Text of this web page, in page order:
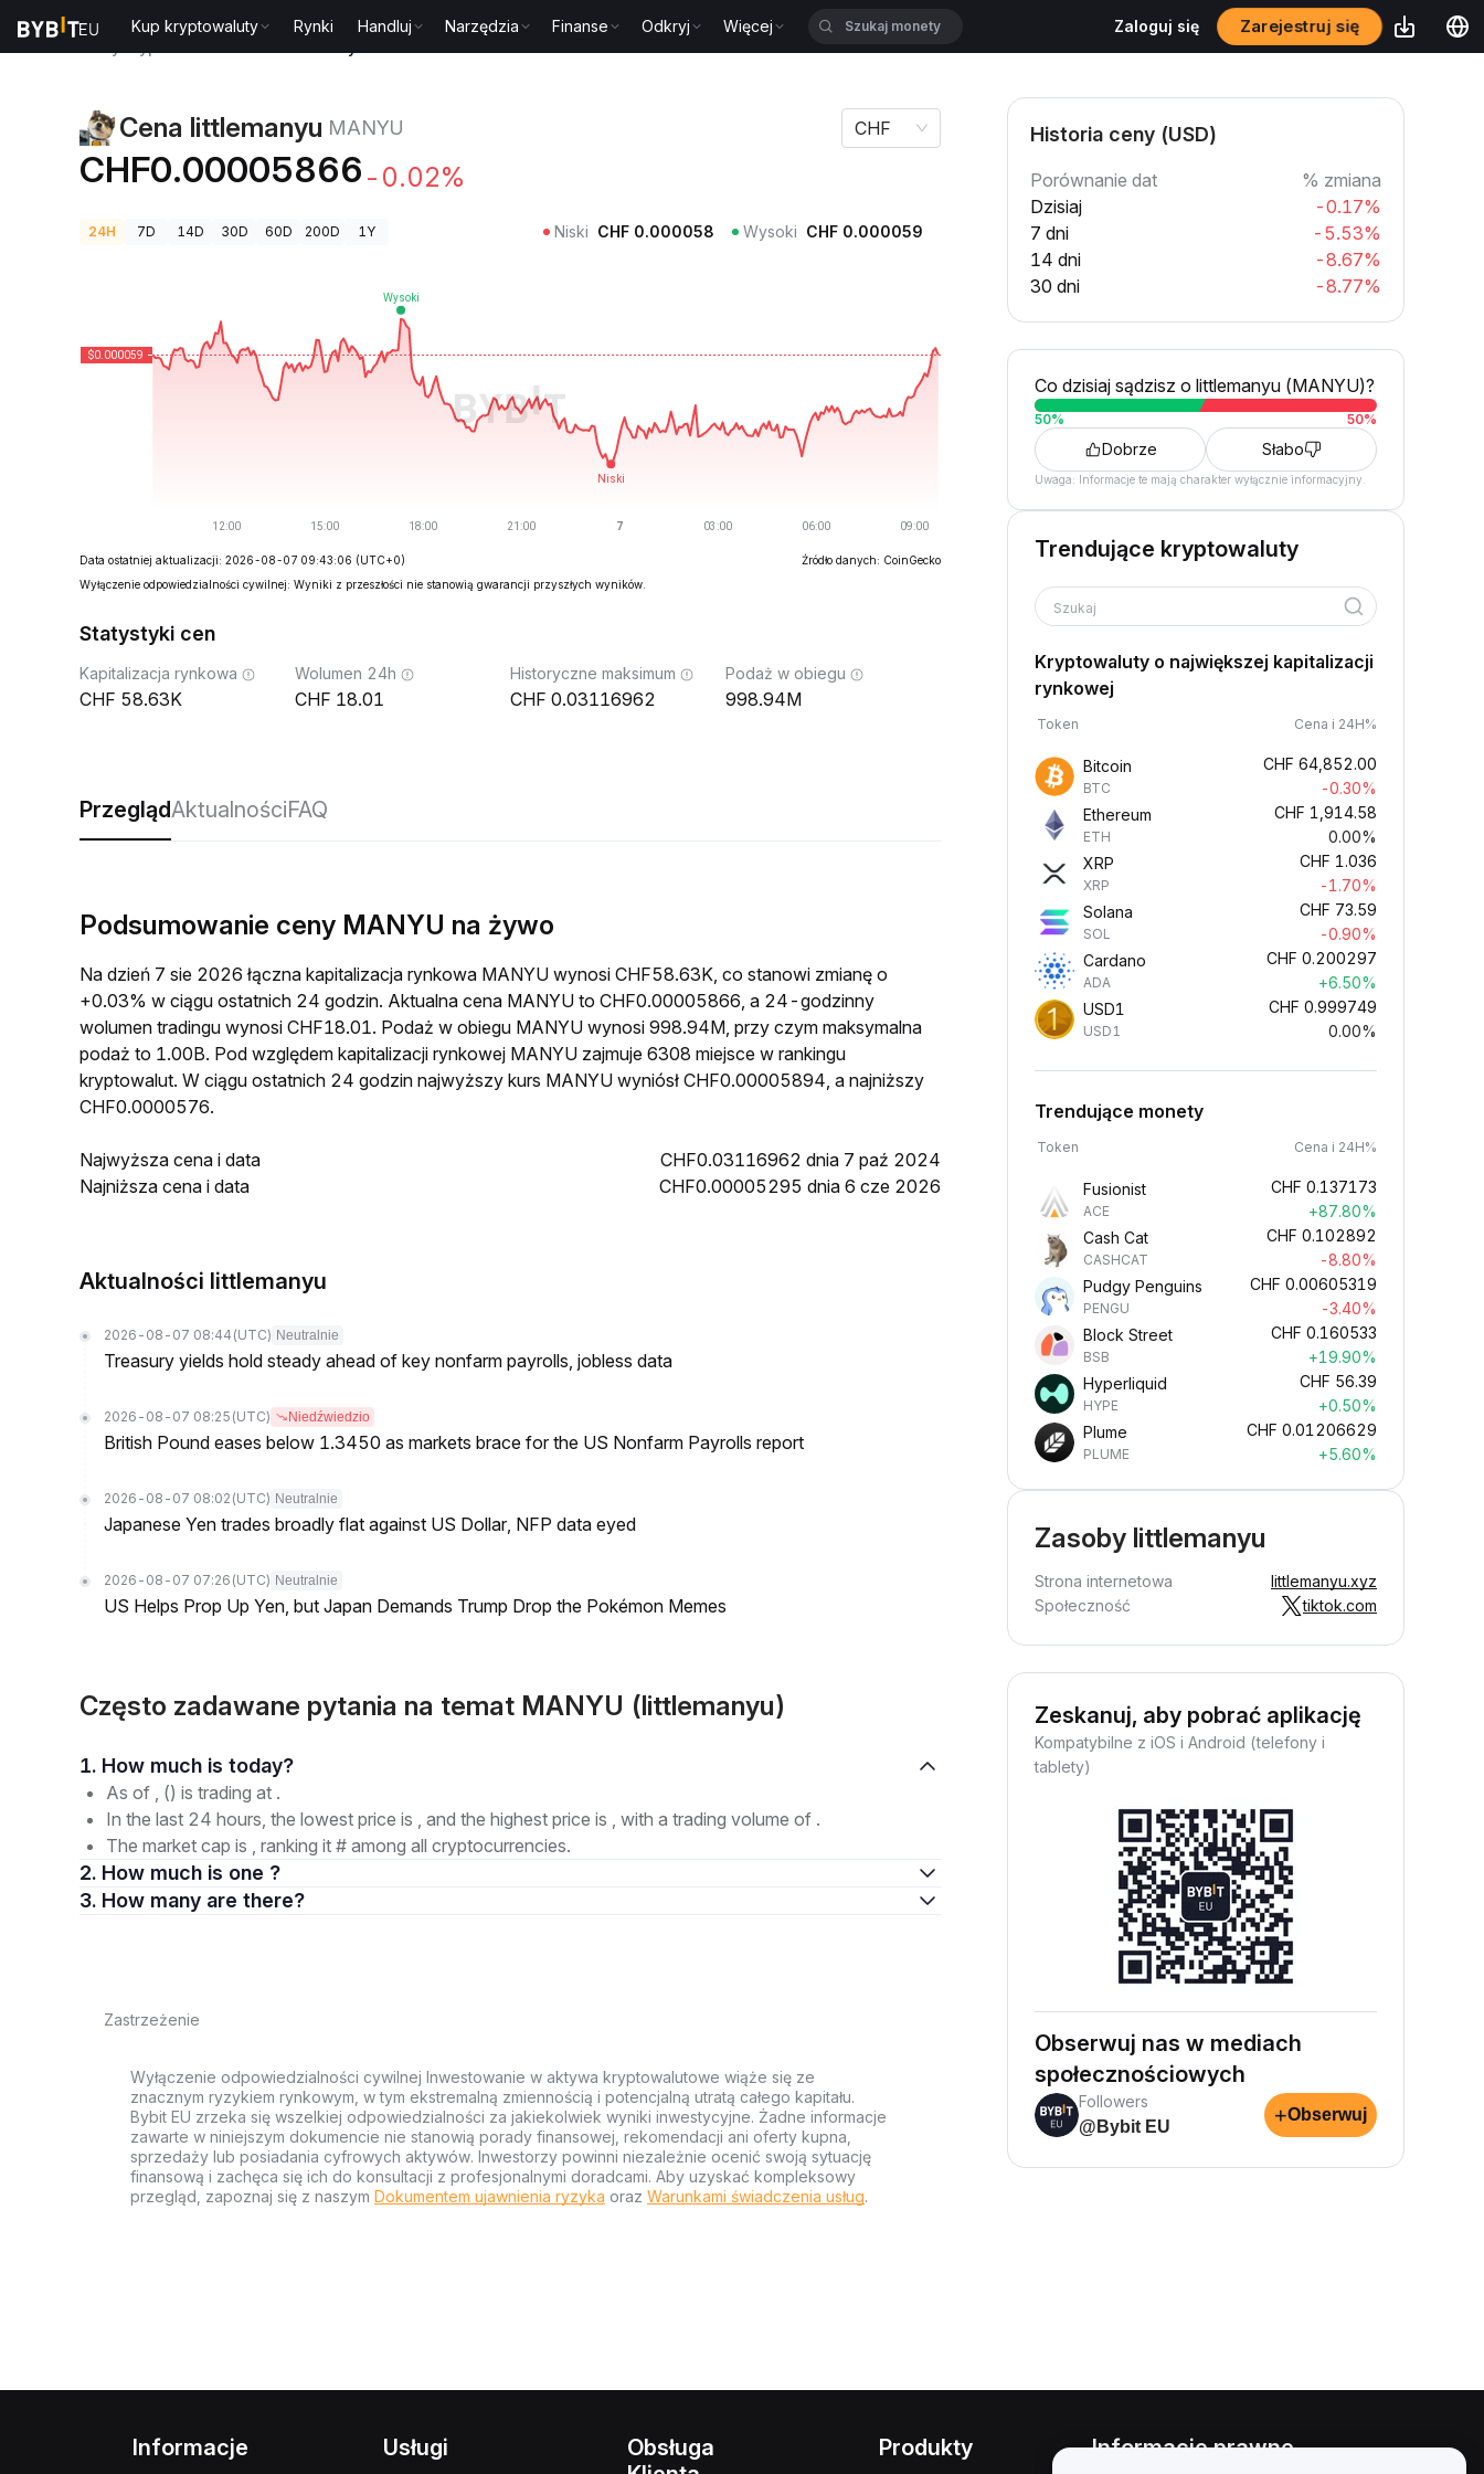
Kup kryptowaluty Rynki Handluj Narzędzia Finanse Odkryj Więcej Zaloguj się Zarejestruj się
Cena littlemanyu MANYU
CHF0.00005866 -0.02%
CHF
24H 7D 14D 30D 60D 200D 1Y Niski CHF 0.000058 Wysoki CHF 0.000059
Data ostatniej aktualizacji: 2026-08-07 09:43:06 (UTC+0)
Źródło danych: CoinGecko
Wyłączenie odpowiedzialności cywilnej: Wyniki z przeszłości nie stanowią gwarancji przyszłych wyników.
Statystyki cen
Kapitalizacja rynkowa
58.63K
Wolumen 24h
18.01
Historyczne maksimum
0.03116962
Podaż w obiegu
998.94M
PrzeglądAktualnościFAQ
Podsumowanie ceny MANYU na żywo
Na dzień 7 sie 2026 łączna kapitalizacja rynkowa MANYU wynosi CHF58.63K, co stanowi zmianę o
+0.03% w ciągu ostatnich 24 godzin. Aktualna cena MANYU to CHF0.00005866, a 24-godzinny
wolumen tradingu wynosi CHF18.01. Podaż w obiegu MANYU wynosi 998.94M, przy czym maksymalna
podaż to 1.00B. Pod względem kapitalizacji rynkowej MANYU zajmuje 6308 miejsce w rankingu
kryptowalut. W ciągu ostatnich 24 godzin najwyższy kurs MANYU wyniósł CHF0.00005894, a najniższy
CHF0.0000576.
Najwyższa cena i data
CHF0.03116962 dnia 7 paź 2024
Najniższa cena i data
CHF0.00005295 dnia 6 cze 2026
Aktualności littlemanyu
2026-08-07 08:44 (UTC) Neutralnie
Treasury yields hold steady ahead of key nonfarm payrolls, jobless data
2026-08-07 08:25 (UTC) Niedźwiedzio
British Pound eases below 1.3450 as markets brace for the US Nonfarm Payrolls report
2026-08-07 08:02 (UTC) Neutralnie
Japanese Yen trades broadly flat against US Dollar, NFP data eyed
2026-08-07 07:26 (UTC) Neutralnie
US Helps Prop Up Yen, but Japan Demands Trump Drop the Pokémon Memes
Często zadawane pytania na temat MANYU (littlemanyu)
1. How much is today?
As of , () is trading at .
In the last 24 hours, the lowest price is , and the highest price is , with a trading volume of .
The market cap is , ranking it # among all cryptocurrencies.
2. How much is one ?
3. How many are there?
Zastrzeżenie
Wyłączenie odpowiedzialności cywilnej Inwestowanie w aktywa kryptowalutowe wiąże się ze
znacznym ryzykiem rynkowym, w tym ekstremalną zmiennością i potencjalną utratą całego kapitału.
Bybit EU zrzeka się wszelkiej odpowiedzialności za jakiekolwiek wyniki inwestycyjne. Żadne informacje
zawarte w niniejszym dokumencie nie stanowią porady finansowej, rekomendacji ani oferty kupna,
sprzedaży lub posiadania cyfrowych aktywów. Inwestorzy powinni niezależnie ocenić swoją sytuację
finansową i zachęca się ich do konsultacji z profesjonalnymi doradcami. Aby uzyskać kompleksowy
przegląd, zapoznaj się z naszym Dokumentem ujawnienia ryzyka oraz Warunkami świadczenia usług.
Historia ceny (USD)
Porównanie dat
% zmiana
Dzisiaj
-0.17%
7 dni
-5.53%
14 dni
-8.67%
30 dni
-8.77%
Co dzisiaj sądzisz o littlemanyu (MANYU)?
50% 50%
Dobrze Słabo
Uwaga: Informacje te mają charakter wyłącznie informacyjny.
Trendujące kryptowaluty
Szukaj
Kryptowaluty o największej kapitalizacji
rynkowej
Token Cena i 24H%
Bitcoin
BTC
CHF 64,852.00
-0.30%
Ethereum
ETH
CHF 1,914.58
0.00%
XRP
XRP
CHF 1.036
-1.70%
Solana
SOL
CHF 73.59
-0.90%
Cardano
ADA
CHF 0.200297
+6.50%
USD1
USD1
CHF 0.999749
0.00%
Trendujące monety
Token Cena i 24H%
Fusionist
ACE
CHF 0.137173
+87.80%
Cash Cat
CASHCAT
CHF 0.102892
-8.80%
Pudgy Penguins
PENGU
CHF 0.00605319
-3.40%
Block Street
BSB
CHF 0.160533
+19.90%
Hyperliquid
HYPE
CHF 56.39
+0.50%
Plume
PLUME
CHF 0.01206629
+5.60%
Zasoby littlemanyu
Strona internetowa
littlemanyu.xyz
Społeczność
tiktok.com
Zeskanuj, aby pobrać aplikację
Kompatybilne z iOS i Android (telefony i
tablety)
Obserwuj nas w mediach
społecznościowych
Followers
@Bybit EU
+Obserwuj
Informacje Usługi
Obsługa
Produkty Informacje prawne